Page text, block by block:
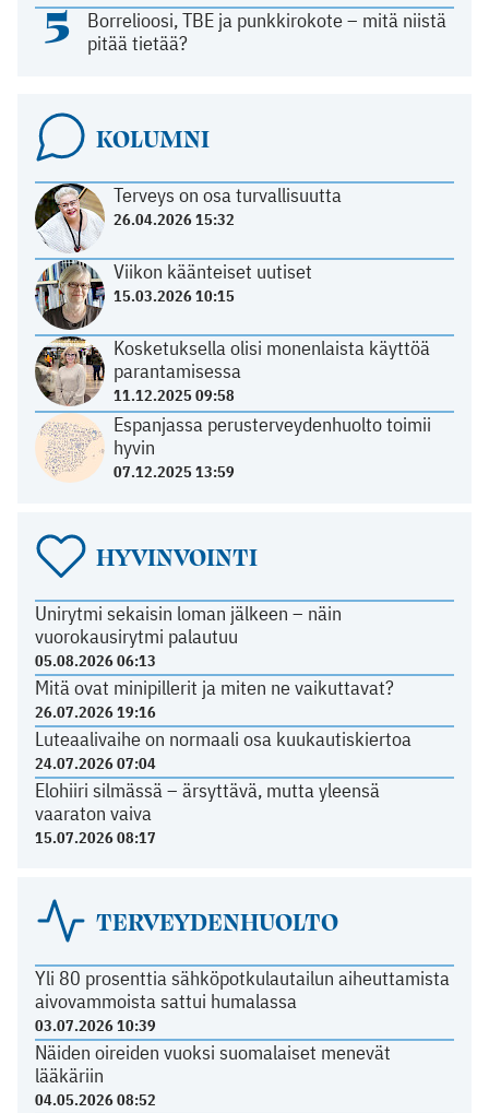
5
Borrelioosi, TBE ja punkkirokote – mitä niistä
pitää tietää?
KOLUMNI
Terveys on osa turvallisuutta
26.04.2026 15:32
Viikon käänteiset uutiset
15.03.2026 10:15
Kosketuksella olisi monenlaista käyttöä
parantamisessa
11.12.2025 09:58
Espanjassa perusterveydenhuolto toimii
hyvin
07.12.2025 13:59
HYVINVOINTI
Unirytmi sekaisin loman jälkeen – näin
vuorokausirytmi palautuu
05.08.2026 06:13
Mitä ovat minipillerit ja miten ne vaikuttavat?
26.07.2026 19:16
Luteaalivaihe on normaali osa kuukautiskiertoa
24.07.2026 07:04
Elohiiri silmässä – ärsyttävä, mutta yleensä
vaaraton vaiva
15.07.2026 08:17
TERVEYDENHUOLTO
Yli 80 prosenttia sähköpotkulautailun aiheuttamista
aivovammoista sattui humalassa
03.07.2026 10:39
Näiden oireiden vuoksi suomalaiset menevät
lääkäriin
04.05.2026 08:52